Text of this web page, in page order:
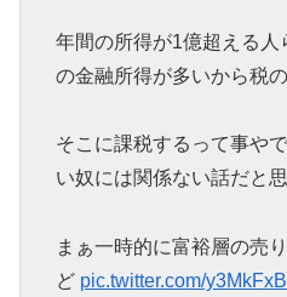
年間の所得が1億超える
の金融所得が多いから税
そこに課税するって事や
い奴には関係ない話だと
まぁ一時的に富裕層の売
ど pic.twitter.com/